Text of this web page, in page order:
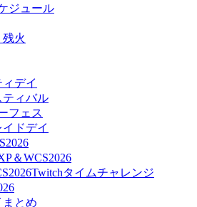
ジュール
火
デイ
ティバル
フェス
ドデイ
＆WCS2026
タイムチャレンジ
まとめ